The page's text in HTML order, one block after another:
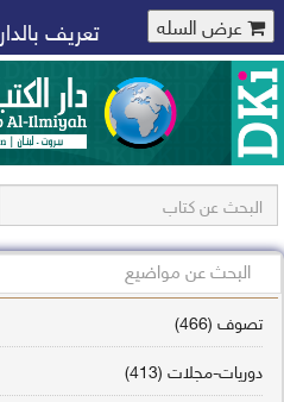
عرض السله تعريف بالدار
تصوف (466)
دوريات-مجلات (413)